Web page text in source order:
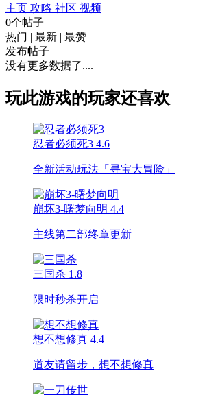
主页 攻略 社区 视频
0个帖子
热门 | 最新 | 最赞
发布帖子
没有更多数据了....
玩此游戏的玩家还喜欢
忍者必须死3 4.6
全新活动玩法「寻宝大冒险」
崩坏3-曙梦向明 4.4
主线第二部终章更新
三国杀 1.8
限时秒杀开启
想不想修真 4.4
道友请留步，想不想修真